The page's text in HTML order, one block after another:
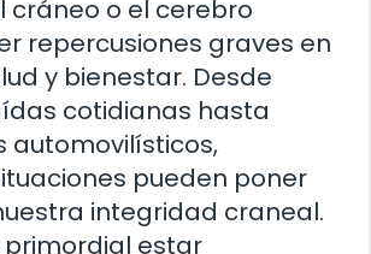
cráneo o el cerebro
repercusiones graves en
y bienestar. Desde
cotidianas hasta
automovilísticos,
pueden poner
integridad craneal.
primordial estar